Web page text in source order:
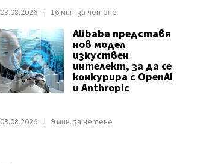
03.08.2026 16 мин. за четене
Alibaba представя
нов модел
изкуствен
интелект, за да се
конкурира с OpenAI
и Anthropic
03.08.2026 9 мин. за четене